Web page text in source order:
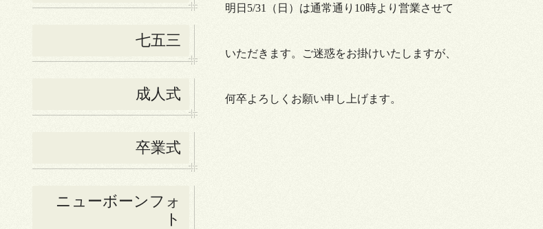
七五三
成人式
卒業式
ニューボーンフォ
ト
明日 5/31 （日）は通常通り 10時より営業させて
いただきます。ご迷惑をお掛けいたしますが、
何卒よろしくお願い申し上げます。